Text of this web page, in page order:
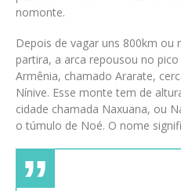
nomonte.
Depois de vagar uns 800km ou
partira, a arca repousou no
Armênia, chamado Ararate,
Nínive. Esse monte tem de
cidade chamada Naxuana, ou
o túmulo de Noé. O nome